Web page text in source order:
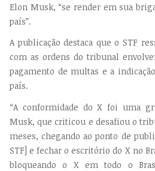
Elon Musk, “se render em sua
país”.
A publicação destaca que o STF
com as ordens do tribunal
pagamento de multas e a
país.
“A conformidade do X foi uma
Musk, que criticou e desafiou o
meses, chegando ao ponto de
STF] e fechar o escritório do X no
bloqueando o X em todo o